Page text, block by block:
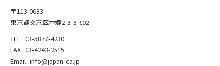
〒113-0033
東京都文京区本郷2-3-3-602
TEL : 03-5877-4230
FAX : 03-4243-2515
Email : info@japan-ca.jp